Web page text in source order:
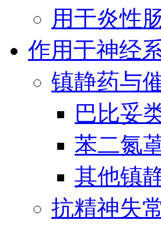
用于炎性
作用于神经
镇静药与
巴比妥
苯二氮
其他镇
抗精神失